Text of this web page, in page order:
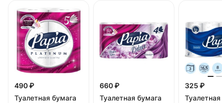
490 ₽
Туалетная бумага
660 ₽
Туалетная бумага
325 ₽